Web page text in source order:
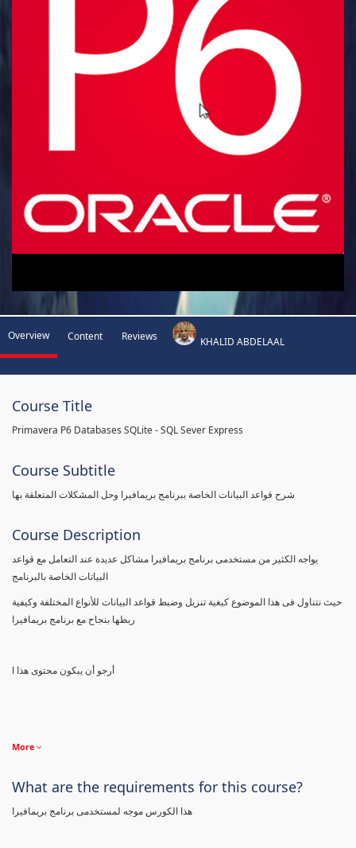
Overview Content Reviews KHALID ABDELAAL
Course Title
Primavera P6 Databases SQLite - SQL Sever Express
Course Subtitle
شرح قواعد البيانات الخاصة ببرنامج بريمافيرا وحل المشكلات المتعلقة بها
Course Description
يواجه الكثير من مستخدمى برنامج بريمافيرا مشاكل عديدة عند التعامل مع قواعد
البياتات الخاصة بالبرنامج
حيث نتناول فى هذا الموضوع كيغية تنزيل وضبط قواعد البيانات للأنواع المختلفة وكيفية
ربطها بنجاح مع برنامج بريمافيرا
أرجو أن يبكون محتوى هذا ا
More
What are the requirements for this course?
هذا الكورس موجه لمستخدمى برنامج بريمافيرا